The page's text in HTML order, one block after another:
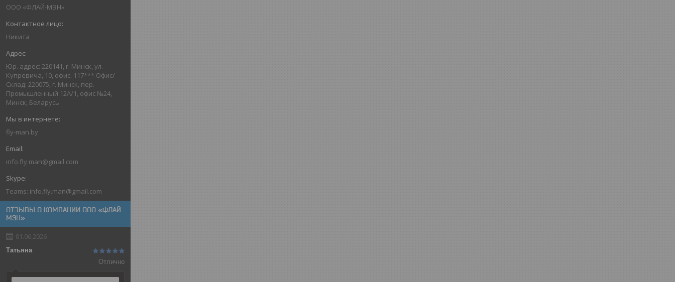
ООО «ФЛАЙ-МЭН»
Никита
Юр. адрес: 220141, г. Минск, ул.
Купревича, 10, офис. 117*** Офис/
Склад: 220075, г. Минск, пер.
Промышленный 12А/1, офис №24,
Минск, Беларусь
fly-man.by
info.fly.man@gmail.com
Teams: info.fly.man@gmail.com
ОТЗЫВЫ О КОМПАНИИ ООО «ФЛАЙ-
МЭН»
01.06.2026
Татьяна
Отлично